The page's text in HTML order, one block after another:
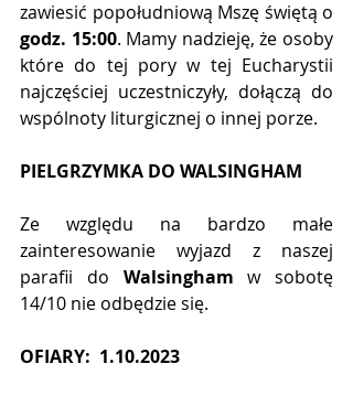
godz. 15:00. Mamy nadzieję, że osoby
które do tej pory w tej Eucharystii
najczęściej uczestniczyły, dołączą do
wspólnoty liturgicznej o innej porze.
PIELGRZYMKA DO WALSINGHAM
Ze względu na bardzo małe
zainteresowanie wyjazd z naszej
parafii do Walsingham w sobotę
14/10 nie odbędzie się.
OFIARY:  1.10.2023